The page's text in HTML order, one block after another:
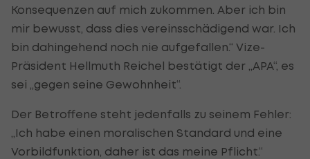
Konsequenzen auf mich zukommen. Aber ich bin
mir bewusst, dass dies vereinsschädigend war. Ich
bin dahingehend noch nie aufgefallen.“ Vize-
Präsident Hellmuth Reichel bestätigt der „APA“, es
sei „gegen seine Gewohnheit“.
Der Betroffene steht jedenfalls zu seinem Fehler:
„Ich habe einen moralischen Standard und eine
Vorbildfunktion, daher ist das meine Pflicht.“